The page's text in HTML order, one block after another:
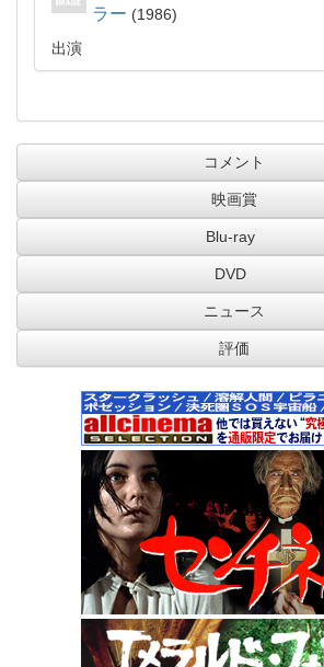
ラー
1986
出演
コメント
映画賞
Blu-ray
DVD
ニュース
評価